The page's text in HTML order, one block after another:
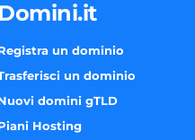
Domini.it
un dominio
un dominio
domini gTLD
Hosting